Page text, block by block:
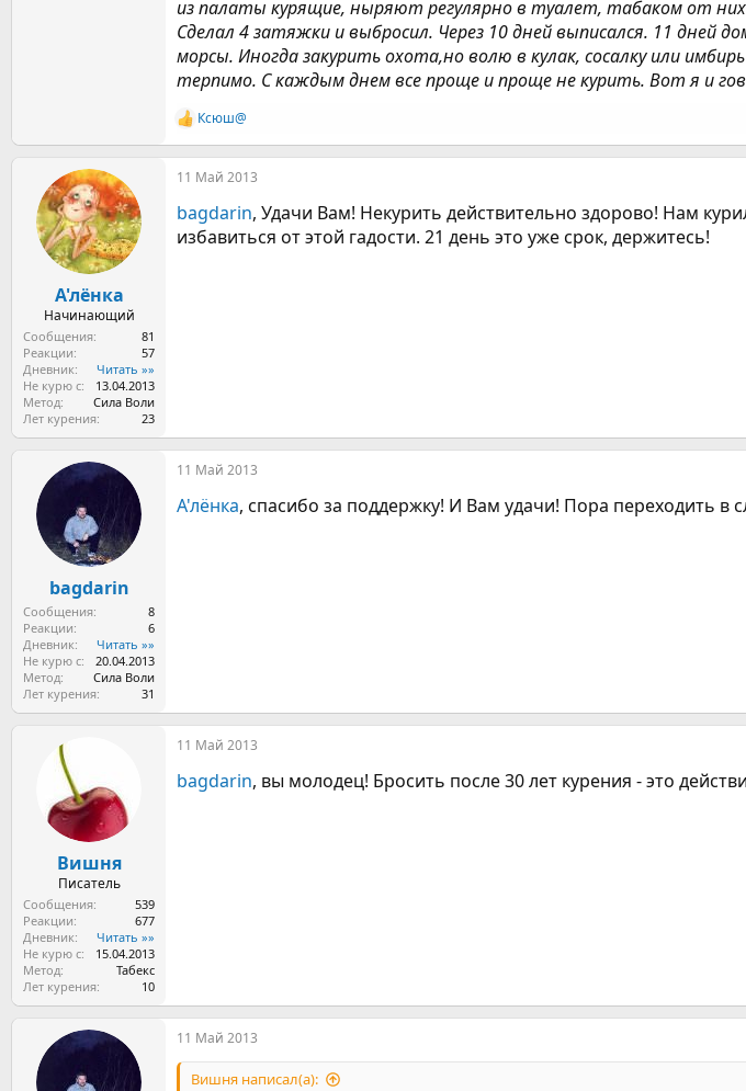
из палаты курящие, ныряют регулярно в туалет, табаком от них
Сделал 4 затяжки и выбросил. Через 10 дней выписался. 11 дней
морсы. Иногда закурить охота,но волю в кулак, сосалку или
терпимо. С каждым днем все проще и проще не курить. Вот я и
Р
е
а
к
и
и
:
Ксюш@
А'лёнка
Начинающий
Сообщения
81
Реакции
57
Дневник
Читать »»
Не курю с
13.04.2013
Метод
Сила Воли
Лет курения
23
11 Май 2013
bagdarin, Удачи Вам! Некурить действительно здорово! Нам
избавиться от этой гадости. 21 день это уже срок, держитесь!
bagdarin
Сообщения
8
Реакции
6
Дневник
Читать »»
Не курю с
20.04.2013
Метод
Сила Воли
Лет курения
31
11 Май 2013
А'лёнка, спасибо за поддержку! И Вам удачи! Пора переходить в
Вишня
Писатель
Сообщения
539
Реакции
677
Дневник
Читать »»
Не курю с
15.04.2013
Метод
Табекс
Лет курения
10
11 Май 2013
bagdarin, вы молодец! Бросить после 30 лет курения - это
11 Май 2013
Вишня написал(а):